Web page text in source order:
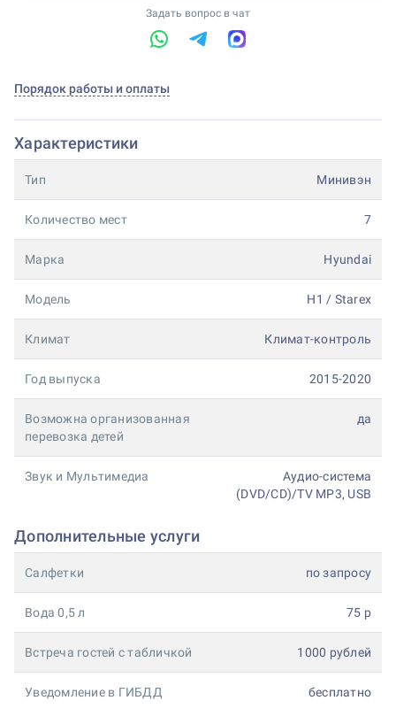
Задать вопрос в чат
Порядок работы и оплаты
Характеристики
Тип Минивэн
Количество мест 7
Марка Hyundai
Модель H1 / Starex
Климат Климат-контроль
Год выпуска 2015-2020
Возможна организованная
перевозка детей
да
Звук и Мультимедиа
Аудио-система
(DVD/CD)/TV MP3, USB
Дополнительные услуги
Салфетки по запросу
Вода 0,5 л 75 р
Встреча гостей с табличкой 1000 рублей
Уведомление в ГИБДД бесплатно